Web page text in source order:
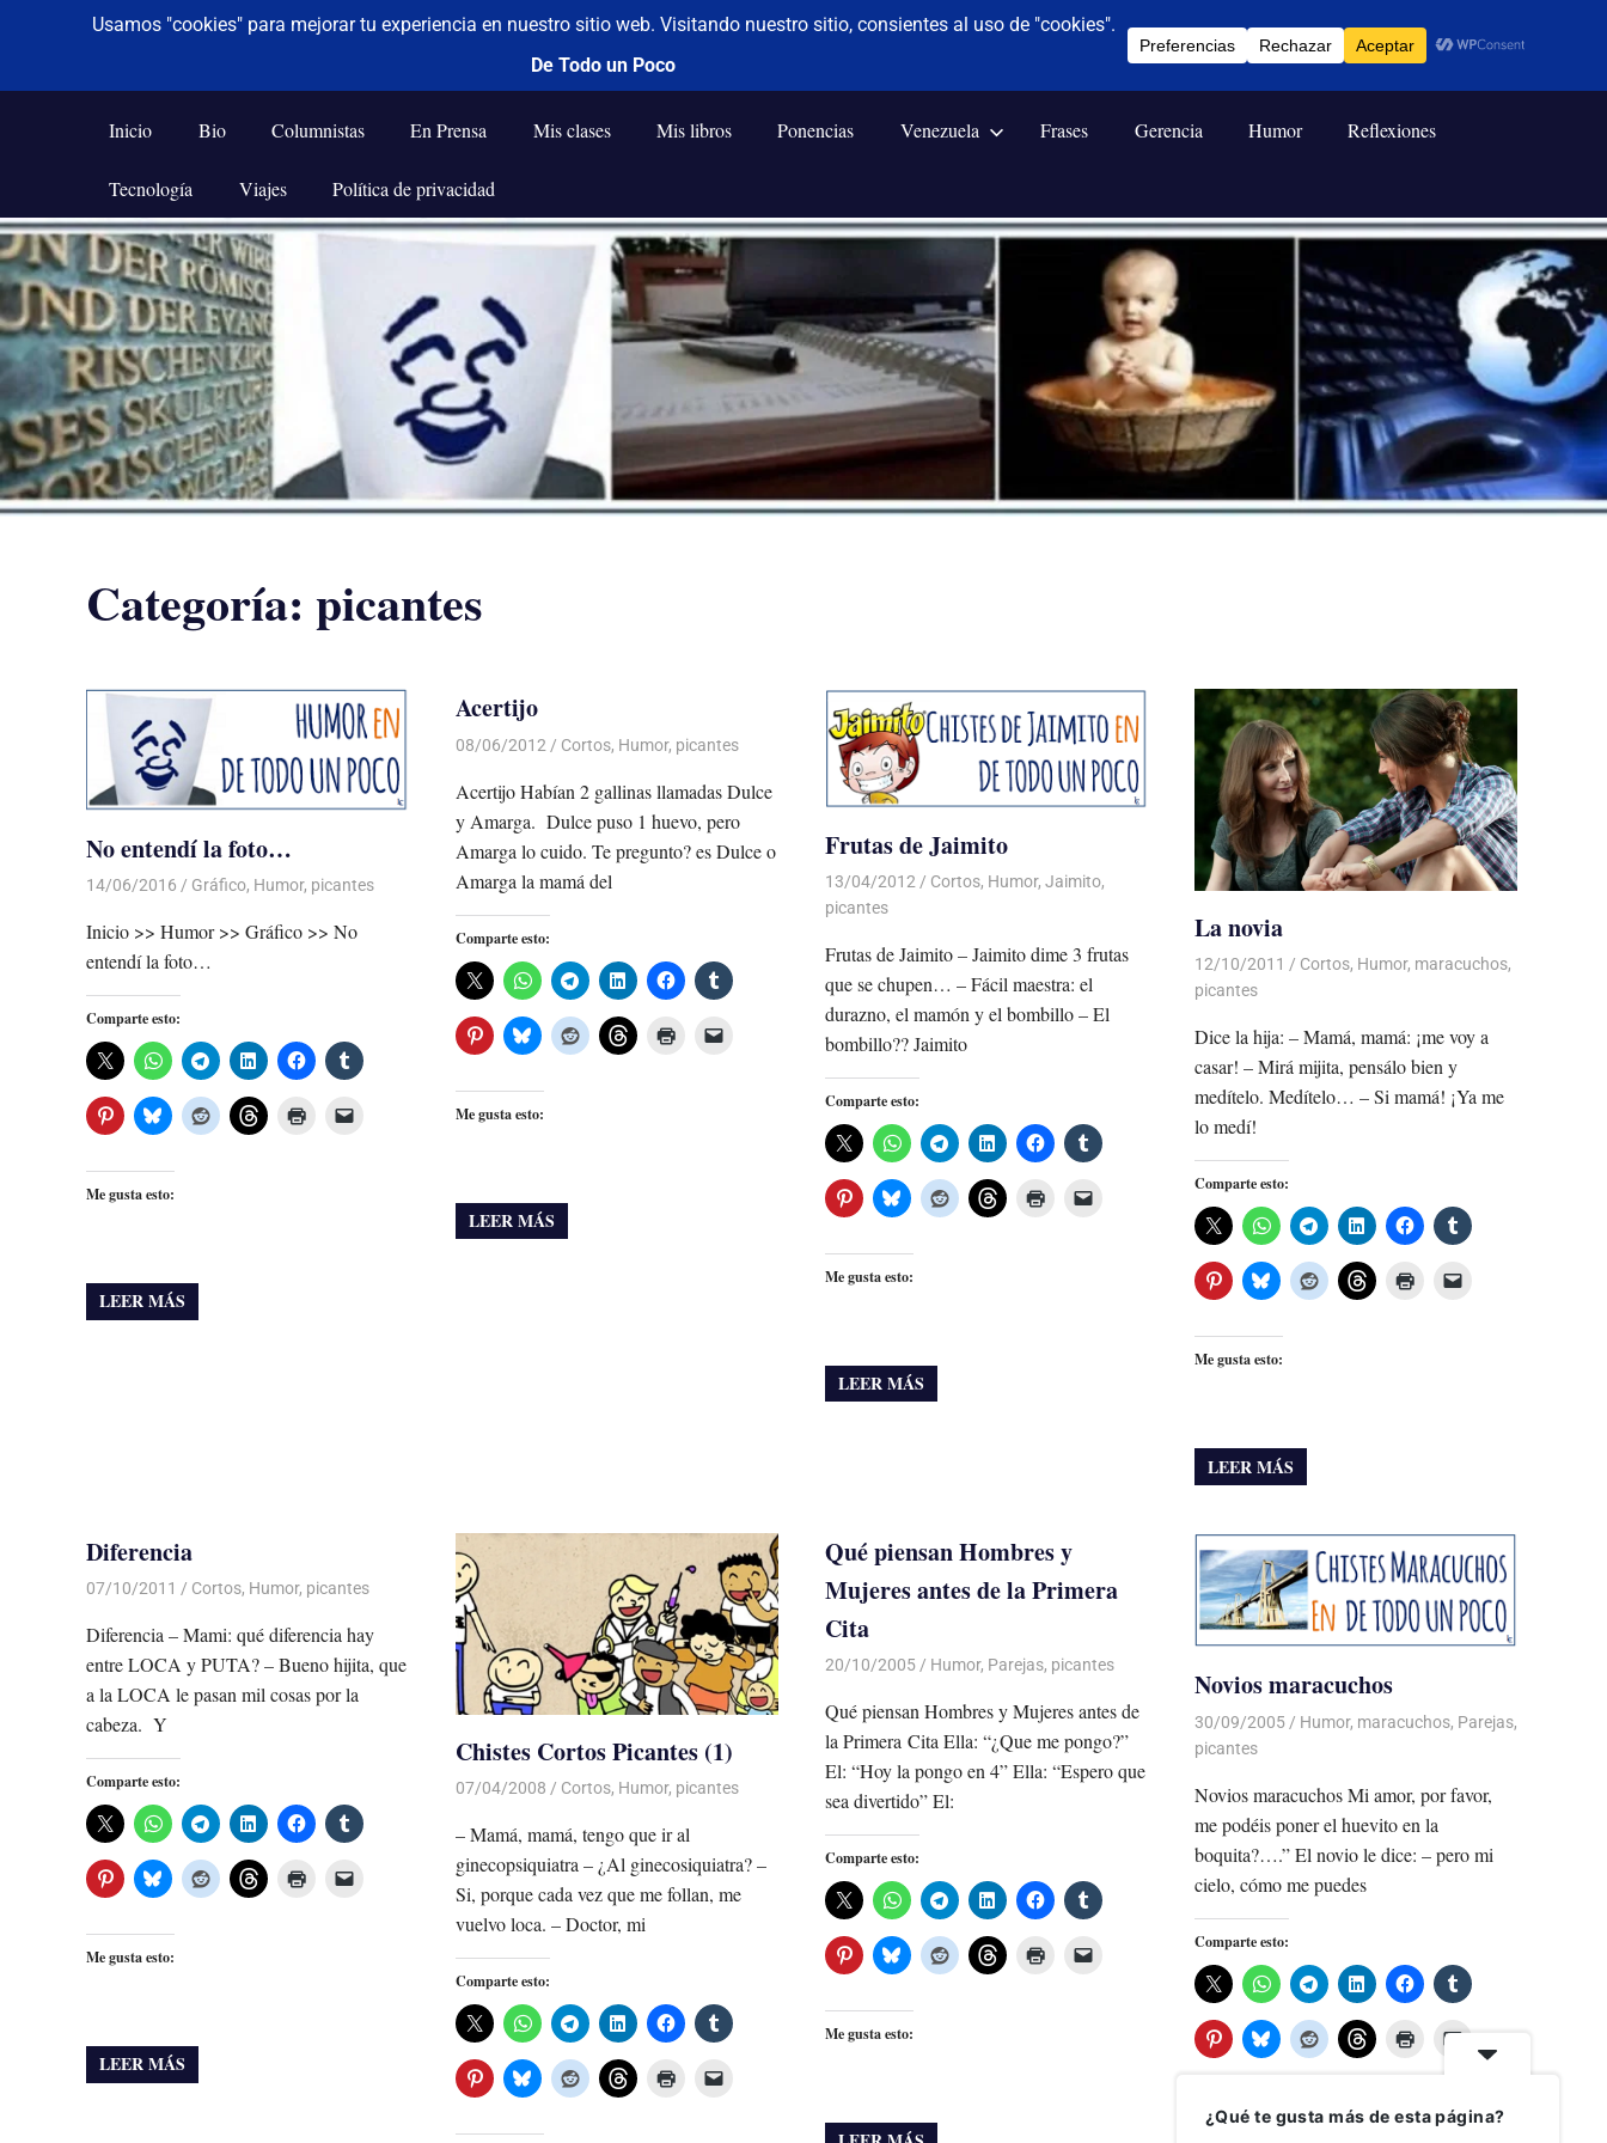
Saltar
al
contenido
De todo un poco
Frases,
Humor,
Tecnología
y
Viajes
Inicio Bio Columnistas En Prensa Mis clases Mis libros Ponencias Venezuela Frases Gerencia Humor Reflexiones
Tecnología Viajes Política de privacidad
Categoría: picantes
No entendí la foto…
14/06/2016 Luis Castellanos
Gráfico, Humor, picantes
Inicio >> Humor >> Gráfico >> No
entendí la foto…
Comparte esto:
Me gusta esto:
LEER MÁS
Acertijo
08/06/2012 Luis Castellanos
Cortos, Humor, picantes
Acertijo Habían 2 gallinas llamadas Dulce
y Amarga. Dulce puso 1 huevo, pero
Amarga lo cuido. Te pregunto? es Dulce o
Amarga la mamá del
Comparte esto:
Me gusta esto:
LEER MÁS
Frutas de Jaimito
13/04/2012 Luis Castellanos
Cortos, Humor, Jaimito,
picantes
Frutas de Jaimito – Jaimito dime 3 frutas
que se chupen… – Fácil maestra: el
durazno, el mamón y el bombillo – El
bombillo?? Jaimito
Comparte esto:
Me gusta esto:
LEER MÁS
La novia
12/10/2011 De todo un Poco
Cortos, Humor, maracuchos,
picantes
Dice la hija: – Mamá, mamá: ¡me voy a
casar! – Mirá mijita, pensálo bien y
medítelo. Medítelo… – Si mamá! ¡Ya me
lo medí!
Comparte esto:
Me gusta esto:
LEER MÁS
Diferencia
07/10/2011 Luis Castellanos
Cortos, Humor, picantes
Diferencia – Mami: qué diferencia hay
entre LOCA y PUTA? – Bueno hijita, que
a la LOCA le pasan mil cosas por la
cabeza. Y
Comparte esto:
Me gusta esto:
LEER MÁS
Chistes Cortos Picantes (1)
07/04/2008 De todo un Poco
Cortos, Humor, picantes
– Mamá, mamá, tengo que ir al
ginecopsiquiatra – ¿Al ginecosiquiatra? –
Si, porque cada vez que me follan, me
vuelvo loca. – Doctor, mi
Comparte esto:
Qué piensan Hombres y
Mujeres antes de la Primera
Cita
20/10/2005 Luis Castellanos
Humor, Parejas, picantes
Qué piensan Hombres y Mujeres antes de
la Primera Cita Ella: “¿Que me pongo?”
El: “Hoy la pongo en 4” Ella: “Espero que
sea divertido” El:
Comparte esto:
Me gusta esto:
Novios maracuchos
30/09/2005 Luis Castellanos
Humor, maracuchos, Parejas,
picantes
Novios maracuchos Mi amor, por favor,
me podéis poner el huevito en la
boquita?….” El novio le dice: – pero mi
cielo, cómo me puedes
Comparte esto:
Me gusta esto:
¿Qué te gusta más de esta página?